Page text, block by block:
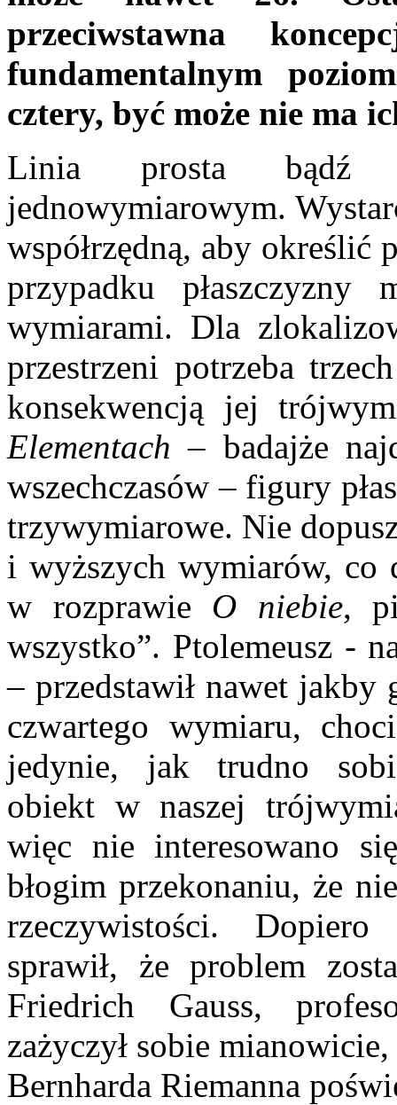
przeciwstawna
fundamentalnym
cztery, być może nie ma
Linia prosta bądź
jednowymiarowym.
współrzędną, aby
przypadku
wymiarami. Dla
przestrzeni potrzeba
konsekwencją jej
Elementach – badajże
wszechczasów – figury
trzywymiarowe. Nie
i wyższych wymiarów, co
w rozprawie O niebie,
wszystko”. Ptolemeusz -
– przedstawił nawet
czwartego wymiaru,
jedynie, jak trudno
obiekt w naszej
więc nie interesowano
błogim przekonaniu, że
rzeczywistości.
sprawił, że problem
Friedrich Gauss,
zażyczył sobie
Bernharda Riemanna